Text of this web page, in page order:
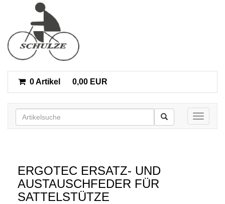
0 Artikel 0,00 EUR
Toggle
ERGOTEC ERSATZ- UND
AUSTAUSCHFEDER FÜR
SATTELSTÜTZE